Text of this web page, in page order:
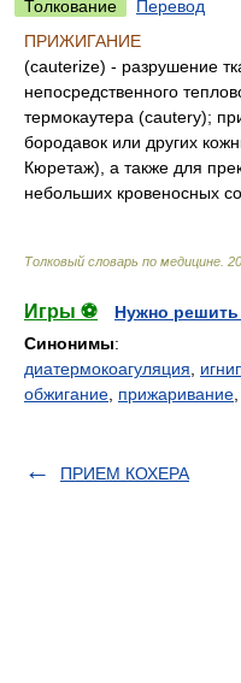
Толкование
Перевод
ПРИЖИГАНИЕ
(cauterize) - разрушение
непосредственного
термокаутера (cautery);
бородавок или других
Кюретаж), а также для
небольших кровеносных
Толковый словарь по медицине
Игры ⚽
Нужно
Синонимы:
диатермокоагуляция
обжигание прижаривание
ПРИЕМ КОХЕРА